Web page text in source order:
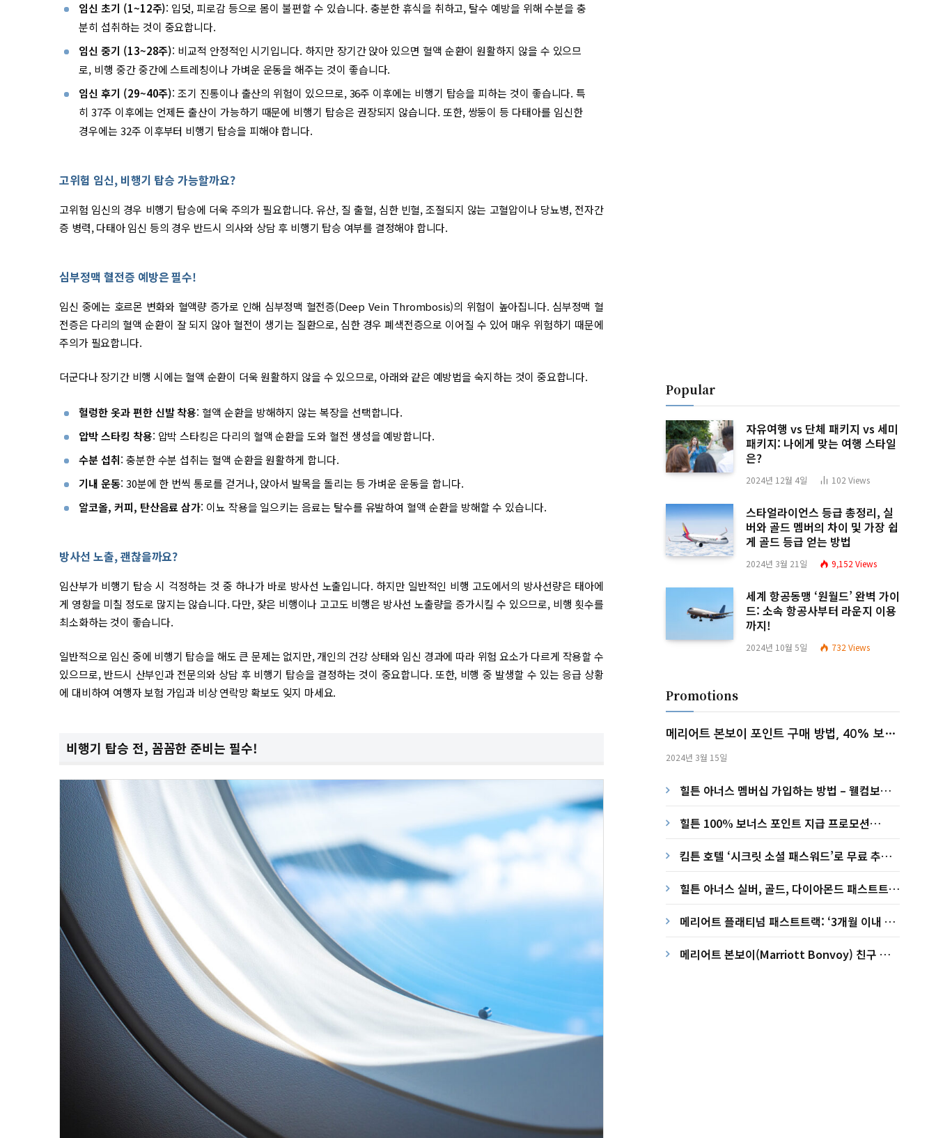
임신 초기 (1~12주): 입덧, 피로감 등으로 몸이 불편할 수 있습니다. 충분한 휴식을 취하고, 탈수 예방을 위해 수분을 충
분히 섭취하는 것이 중요합니다.
임신 중기 (13~28주): 비교적 안정적인 시기입니다. 하지만 장기간 앉아 있으면 혈액 순환이 원활하지 않을 수 있으므
로, 비행 중간 중간에 스트레칭이나 가벼운 운동을 해주는 것이 좋습니다.
임신 후기 (29~40주): 조기 진통이나 출산의 위험이 있으므로, 36주 이후에는 비행기 탑승을 피하는 것이 좋습니다. 특
히 37주 이후에는 언제든 출산이 가능하기 때문에 비행기 탑승은 권장되지 않습니다. 또한, 쌍둥이 등 다태아를 임신한
경우에는 32주 이후부터 비행기 탑승을 피해야 합니다.
고위험 임신, 비행기 탑승 가능할까요?
고위험 임신의 경우 비행기 탑승에 더욱 주의가 필요합니다. 유산, 질 출혈, 심한 빈혈, 조절되지 않는 고혈압이나 당뇨병, 전자간
증 병력, 다태아 임신 등의 경우 반드시 의사와 상담 후 비행기 탑승 여부를 결정해야 합니다.
심부정맥 혈전증 예방은 필수!
임신 중에는 호르몬 변화와 혈액량 증가로 인해 심부정맥 혈전증(Deep Vein Thrombosis)의 위험이 높아집니다. 심부정맥 혈
전증은 다리의 혈액 순환이 잘 되지 않아 혈전이 생기는 질환으로, 심한 경우 폐색전증으로 이어질 수 있어 매우 위험하기 때문에
주의가 필요합니다.
더군다나 장기간 비행 시에는 혈액 순환이 더욱 원활하지 않을 수 있으므로, 아래와 같은 예방법을 숙지하는 것이 중요합니다.
헐렁한 옷과 편한 신발 착용: 혈액 순환을 방해하지 않는 복장을 선택합니다.
압박 스타킹 착용: 압박 스타킹은 다리의 혈액 순환을 도와 혈전 생성을 예방합니다.
수분 섭취: 충분한 수분 섭취는 혈액 순환을 원활하게 합니다.
기내 운동: 30분에 한 번씩 통로를 걷거나, 앉아서 발목을 돌리는 등 가벼운 운동을 합니다.
알코올, 커피, 탄산음료 삼가: 이뇨 작용을 일으키는 음료는 탈수를 유발하여 혈액 순환을 방해할 수 있습니다.
방사선 노출, 괜찮을까요?
임산부가 비행기 탑승 시 걱정하는 것 중 하나가 바로 방사선 노출입니다. 하지만 일반적인 비행 고도에서의 방사선량은 태아에
게 영향을 미칠 정도로 많지는 않습니다. 다만, 잦은 비행이나 고고도 비행은 방사선 노출량을 증가시킬 수 있으므로, 비행 횟수를
최소화하는 것이 좋습니다.
일반적으로 임신 중에 비행기 탑승을 해도 큰 문제는 없지만, 개인의 건강 상태와 임신 경과에 따라 위험 요소가 다르게 작용할 수
있으므로, 반드시 산부인과 전문의와 상담 후 비행기 탑승을 결정하는 것이 중요합니다. 또한, 비행 중 발생할 수 있는 응급 상황
에 대비하여 여행자 보험 가입과 비상 연락망 확보도 잊지 마세요.
비행기 탑승 전, 꼼꼼한 준비는 필수!
Popular
자유여행 vs 단체 패키지 vs 세미
패키지: 나에게 맞는 여행 스타일
은?
2024년 12월 4일 102 Views
스타얼라이언스 등급 총정리, 실
버와 골드 멤버의 차이 및 가장 쉽
게 골드 등급 얻는 방법
2024년 3월 21일 9,152 Views
세계 항공동맹 ‘원월드’ 완벽 가이
드: 소속 항공사부터 라운지 이용
까지!
2024년 10월 5일 732 Views
Promotions
메리어트 본보이 포인트 구매 방법, 40% 보너
스 포인트 지급 프로모션 (~2024.03.31)
2024년 3월 15일
힐튼 아너스 멤버십 가입하는 방법 – 웰컴보너
힐튼 100% 보너스 포인트 지급 프로모션
킴튼 호텔 ‘시크릿 소셜 패스워드’로 무료 추가
힐튼 아너스 실버, 골드, 다이아몬드 패스트트랙
메리어트 플래티넘 패스트트랙: ‘3개월 이내 15
메리어트 본보이(Marriott Bonvoy) 친구 추